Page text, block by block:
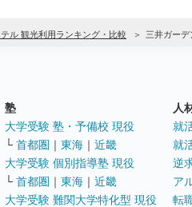
ル 観光利用ランキング・比較 三井ガー
塾
大学受験 塾・予備校 現役
└ 首都圏 ｜ 東海 ｜ 近畿
大学受験 個別指導塾 現役
└ 首都圏 ｜ 東海 ｜ 近畿
大学受験 難関大学特化型 現役
人
就
就
逆
ア
転